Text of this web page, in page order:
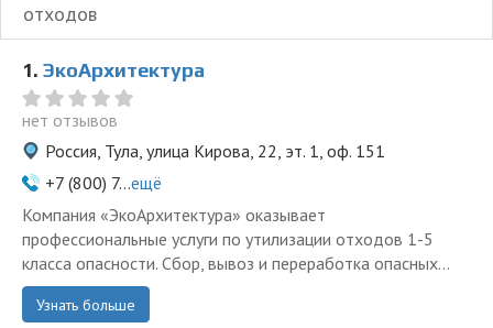
отходов
1. ЭкоАрхитектура
нет отзывов
Россия, Тула, улица Кирова, 22, эт. 1, оф. 151
+7 (800) 7...ещё
Компания «ЭкоАрхитектура» оказывает
профессиональные услуги по утилизации отходов 1-5
класса опасности. Сбор, вывоз и переработка опасных...
Узнать больше